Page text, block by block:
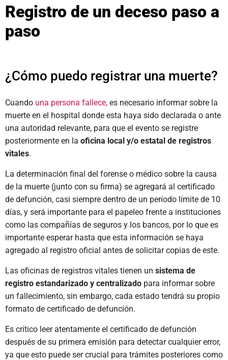
Registro de un deceso paso a
paso
¿Cómo puedo registrar una muerte?
Cuando una persona fallece, es necesario informar sobre la
muerte en el hospital donde esta haya sido declarada o ante
una autoridad relevante, para que el evento se registre
posteriormente en la oficina local y/o estatal de registros
vitales.
La determinación final del forense o médico sobre la causa
de la muerte (junto con su firma) se agregará al certificado
de defunción, casi siempre dentro de un período límite de 10
días, y será importante para el papeleo frente a instituciones
como las compañías de seguros y los bancos, por lo que es
importante esperar hasta que esta información se haya
agregado al registro oficial antes de solicitar copias de este.
Las oficinas de registros vitales tienen un sistema de
registro estandarizado y centralizado para informar sobre
un fallecimiento, sin embargo, cada estado tendrá su propio
formato de certificado de defunción.
Es crítico leer atentamente el certificado de defunción
después de su primera emisión para detectar cualquier error,
ya que esto puede ser crucial para trámites posteriores como